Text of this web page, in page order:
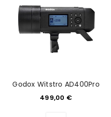
Godox Witstro AD400Pro
499,00 €